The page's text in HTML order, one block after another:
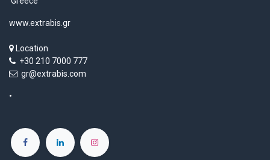
www.extrabis.gr
Location
+30 210 7000 777
gr@extrabis.com